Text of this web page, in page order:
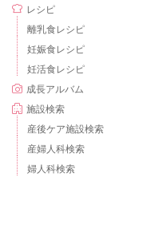
レシピ
離乳食レシピ
妊娠食レシピ
妊活食レシピ
成長アルバム
施設検索
産後ケア施設検索
産婦人科検索
婦人科検索